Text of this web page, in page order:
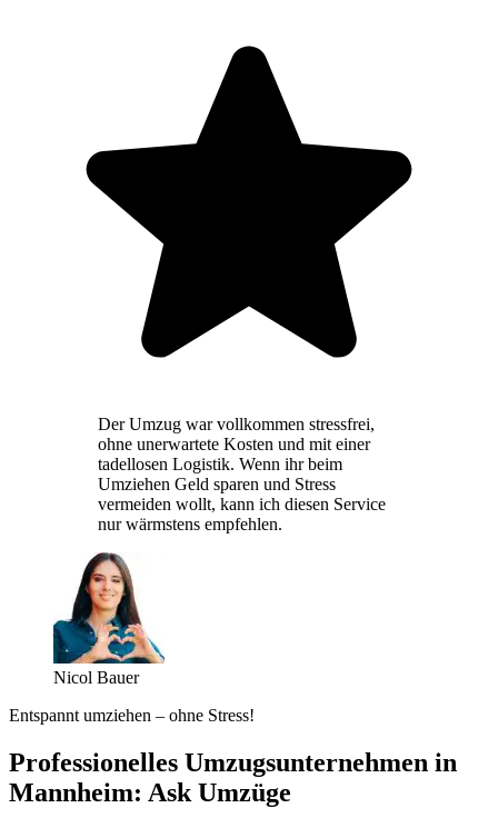
Der Umzug war vollkommen stressfrei,
ohne unerwartete Kosten und mit einer
tadellosen Logistik. Wenn ihr beim
Umziehen Geld sparen und Stress
vermeiden wollt, kann ich diesen Service
nur wärmstens empfehlen.
Nicol Bauer
Entspannt umziehen – ohne Stress!
Professionelles Umzugsunternehmen in
Mannheim: Ask Umzüge